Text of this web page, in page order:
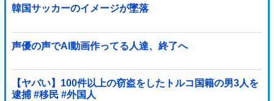
韓国サッカーのイメージが墜落
声優の声でAI動画作ってる人達、終了へ
【ヤバい】100件以上の窃盗をしたトルコ国籍の男3人を
逮捕 #移民 #外国人